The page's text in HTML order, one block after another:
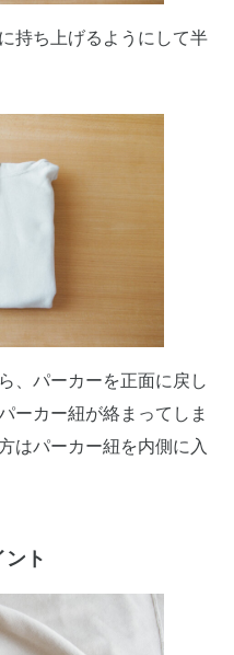
持ち上げるようにして半
、パーカーを正面に戻し
ーカー紐が絡まってしま
はパーカー紐を内側に入
ト